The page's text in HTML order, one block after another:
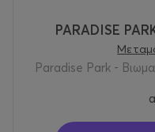
PARADISE
Paradise Park -